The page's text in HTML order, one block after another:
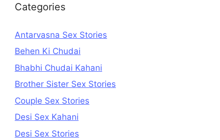
Categories
Antarvasna Sex Stories
Behen Ki Chudai
Bhabhi Chudai Kahani
Brother Sister Sex Stories
Couple Sex Stories
Desi Sex Kahani
Desi Sex Stories